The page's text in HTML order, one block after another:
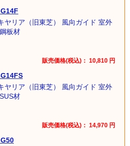
ヤリア（旧東芝） 風向ガイド 室外
板材
販売価格(税込)： 10,810 円
ヤリア（旧東芝） 風向ガイド 室外
材
販売価格(税込)： 14,970 円